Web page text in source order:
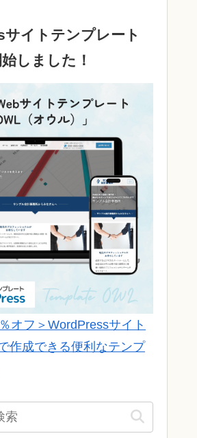
イトテンプレート
しました！
オフ＞WordPressサイト
作成できる便利なテンプ